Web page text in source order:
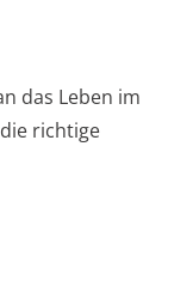
das Leben im
richtige